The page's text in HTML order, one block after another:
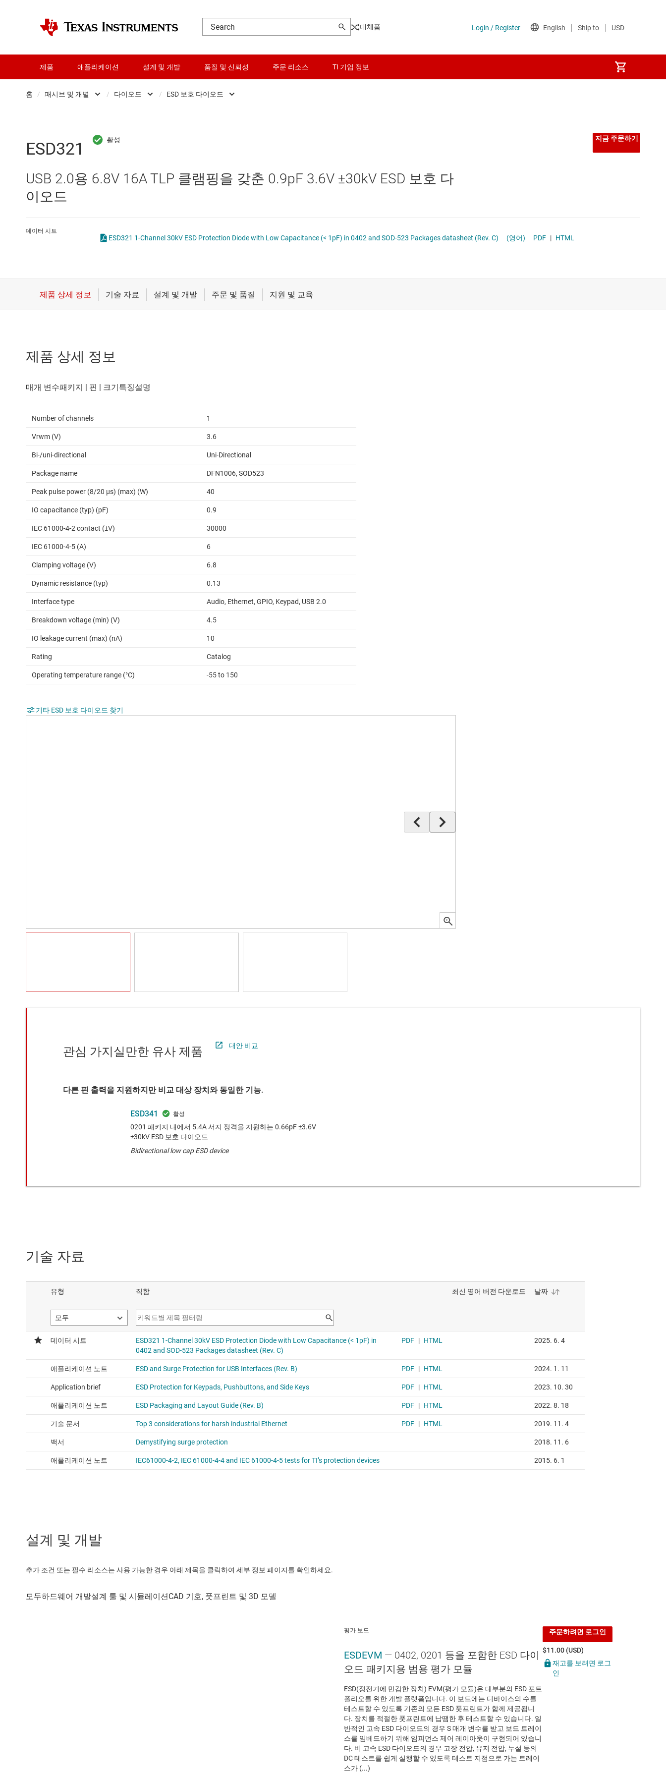
대체품
제품 애플리케이션 설계 및 개발 품질 및 신뢰성 주문 리소스 TI 기업 정보
홈 / 패시브 및 개별
RF 및 마이크로파
데이터 컨버터
배터리 관리 IC
인터페이스
패시브 및 개별
/ 다이오드 / ESD 보호 다이오드
ESD321
USB 2.0용 6.8V 16A TLP 클램핑을 갖춘 0.9pF 3.6V ±30kV ESD 보호 다
이오드
지금 주문하기
데이터 시트
ESD321 1-Channel 30kV ESD Protection Diode with Low Capacitance (< 1pF) in 0402 and SOD-523 Packages datasheet (Rev. C) (영어) PDF | HTML
제품 상세 정보
Number of channels 1
Vrwm (V) 3.6
Bi-/uni-directional Uni-Directional
Package name DFN1006, SOD523
Peak pulse power (8/20 μs) (max) (W) 40
IO capacitance (typ) (pF) 0.9
IEC 61000-4-2 contact (±V) 30000
IEC 61000-4-5 (A) 6
Clamping voltage (V) 6.8
Dynamic resistance (typ) 0.13
Interface type Audio, Ethernet, GPIO, Keypad, USB 2.0
Breakdown voltage (min) (V) 4.5
IO leakage current (max) (nA) 10
Rating Catalog
Operating temperature range (°C) -55 to 150
기타 ESD 보호 다이오드 찾기
관심 가지실만한 유사 제품 대안 비교
다른 핀 출력을 지원하지만 비교 대상 장치와 동일한 기능.
ESD341
0201 패키지 내에서 5.4A 서지 정격을 지원하는 0.66pF ±3.6V
±30kV ESD 보호 다이오드
Bidirectional low cap ESD device
기술 자료
설계 및 개발
추가 조건 또는 필수 리소스는 사용 가능한 경우 아래 제목을 클릭하여 세부 정보 페이지를 확인하세요.
평가 보드
ESDEVM — 0402, 0201 등을 포함한 ESD 다이
오드 패키지용 범용 평가 모듈
ESD(정전기에 민감한 장치) EVM(평가 모듈)은 대부분의 ESD 포트
폴리오를 위한 개발 플랫폼입니다. 이 보드에는 디바이스의 수를
테스트할 수 있도록 기존의 모든 ESD 풋프린트가 함께 제공됩니
다. 장치를 적절한 풋프린트에 납땜한 후 테스트할 수 있습니다. 일
반적인 고속 ESD 다이오드의 경우 S 매개 변수를 받고 보드 트레이
스를 임베드하기 위해 임피던스 제어 레이아웃이 구현되어 있습니
다. 비 고속 ESD 다이오드의 경우 고장 전압, 유지 전압, 누설 등의
DC 테스트를 쉽게 실행할 수 있도록 테스트 지점으로 가는 트레이
스가 (...)
주문하려면 로그인
$11.00 (USD)
재고를 보려면 로그
인